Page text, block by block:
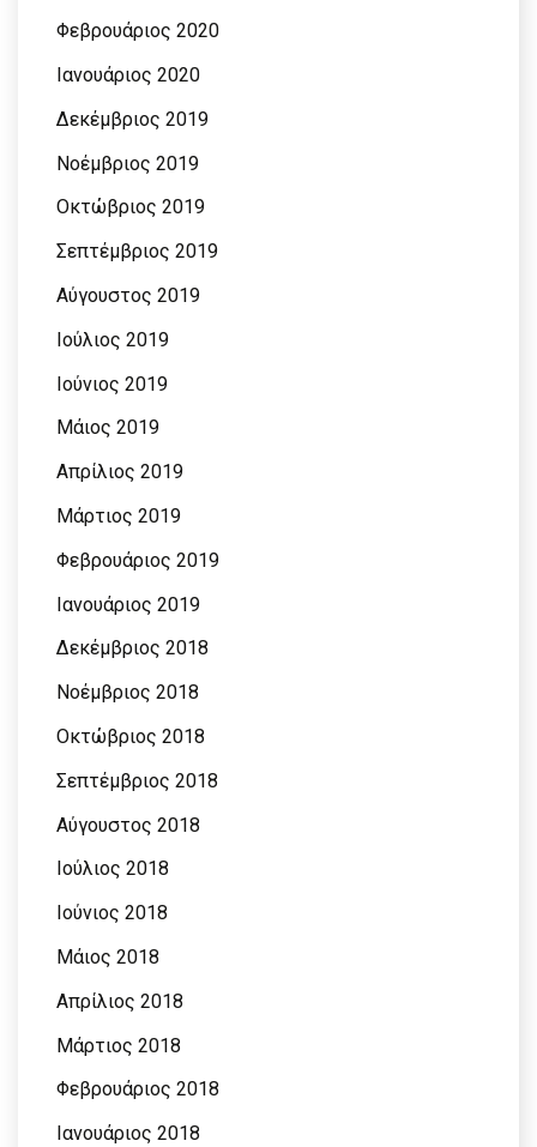
Φεβρουάριος 2020
Ιανουάριος 2020
Δεκέμβριος 2019
Νοέμβριος 2019
Οκτώβριος 2019
Σεπτέμβριος 2019
Αύγουστος 2019
Ιούλιος 2019
Ιούνιος 2019
Μάιος 2019
Απρίλιος 2019
Μάρτιος 2019
Φεβρουάριος 2019
Ιανουάριος 2019
Δεκέμβριος 2018
Νοέμβριος 2018
Οκτώβριος 2018
Σεπτέμβριος 2018
Αύγουστος 2018
Ιούλιος 2018
Ιούνιος 2018
Μάιος 2018
Απρίλιος 2018
Μάρτιος 2018
Φεβρουάριος 2018
Ιανουάριος 2018